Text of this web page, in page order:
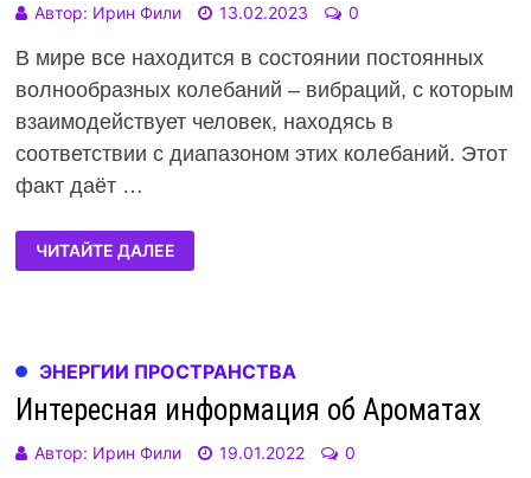
Автор: Ирин Фили 13.02.2023 0
В мире все находится в состоянии постоянных
волнообразных колебаний – вибраций, с которым
взаимодействует человек, находясь в
соответствии с диапазоном этих колебаний. Этот
факт даёт …
ЧИТАЙТЕ ДАЛЕЕ
ЭНЕРГИИ ПРОСТРАНСТВА
Интересная информация об Ароматах
Автор: Ирин Фили 19.01.2022 0